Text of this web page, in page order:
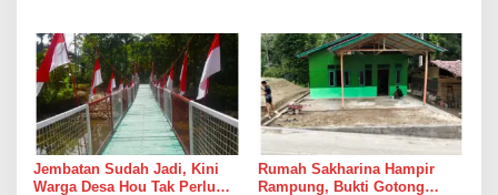
Jembatan Sudah Jadi, Kini
Warga Desa Hou Tak Perlu
Rumah Sakharina Hampir
Rampung, Bukti Gotong